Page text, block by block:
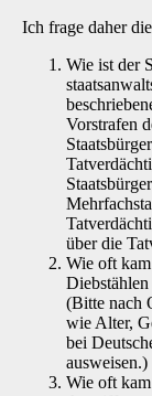
Ich frage daher
Wie ist der
Vorstrafen
über die
Wie oft
(Bitte nach
wie Alter,
bei
ausweisen.)
Wie oft